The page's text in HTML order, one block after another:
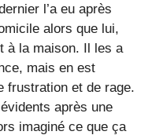
l’a eu après
alors que lui,
à la maison. Il les a
mais en est
frustration et de rage.
après une
imaginé ce que ça